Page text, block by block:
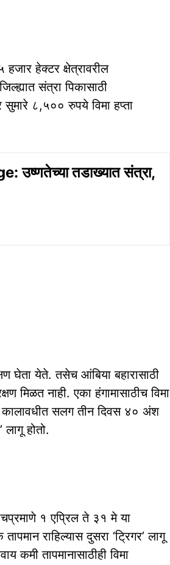
हजार हेक्टर क्षेत्रावरील
संत्रा पिकासाठी
सुमारे ८,५०० रुपये विमा हप्ता
तडाख्यात संत्रा,
घेता येते. तसेच आंबिया बहारासाठी
मिळत नाही. एका हंगामासाठीच विमा
कालावधीत सलग तीन दिवस ४० अंश
लागू होतो.
१ एप्रिल ते ३१ मे या
राहिल्यास दुसरा ‘ट्रिगर’ लागू
कमी तापमानासाठीही विमा